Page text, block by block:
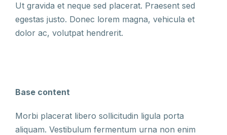
Ut gravida et neque sed placerat. Praesent sed
egestas justo. Donec lorem magna, vehicula et
dolor ac, volutpat hendrerit.
Base content
Morbi placerat libero sollicitudin ligula porta
aliquam. Vestibulum fermentum urna non enim